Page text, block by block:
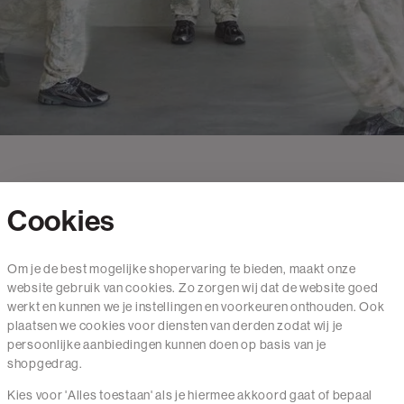
Mail ons
020 - 3412 650
Van maandag t/m vrijdag van 8.30 uur tot 18.00 uur.
Cookies
Om je de best mogelijke shopervaring te bieden, maakt onze
website gebruik van cookies. Zo zorgen wij dat de website goed
werkt en kunnen we je instellingen en voorkeuren onthouden. Ook
plaatsen we cookies voor diensten van derden zodat wij je
persoonlijke aanbiedingen kunnen doen op basis van je
shopgedrag.
Kies voor 'Alles toestaan' als je hiermee akkoord gaat of bepaal